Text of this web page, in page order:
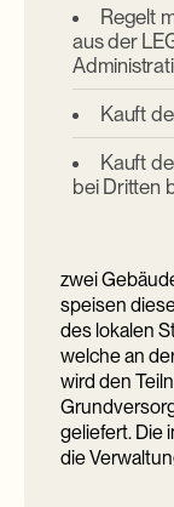
Regelt
aus der
Kauft
Kauft
bei Dritten
LEG
Nicht alle
Einzelne
zwei
speisen
des lokalen
welche an
wird den
geliefert. Die
die